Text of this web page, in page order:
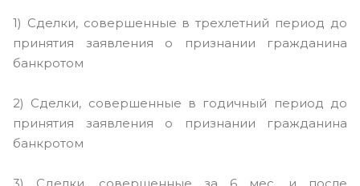
1) Сделки, совершенные в трехлетний период до
принятия заявления о признании гражданина
банкротом
2) Сделки, совершенные в годичный период до
принятия заявления о признании гражданина
банкротом